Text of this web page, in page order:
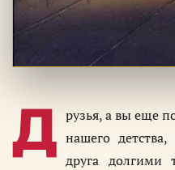
Д рузья, а вы еще
нашего
друга долгими